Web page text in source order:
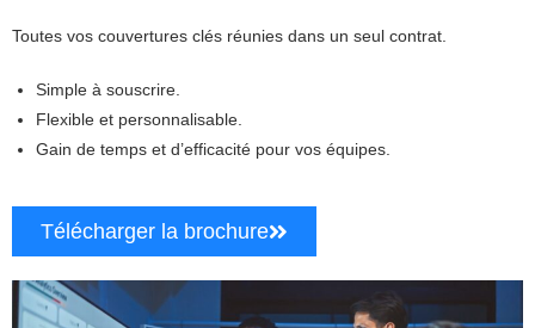
Toutes vos couvertures clés réunies dans un seul contrat.
Simple à souscrire.
Flexible et personnalisable.
Gain de temps et d’efficacité pour vos équipes.
Télécharger la brochure